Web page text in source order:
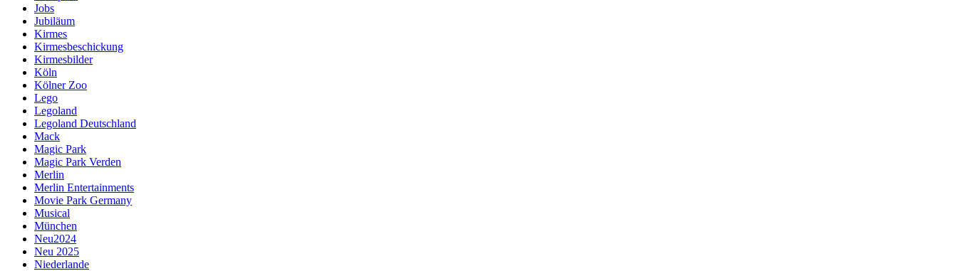
Jobs
Jubiläum
Kirmes
Kirmesbeschickung
Kirmesbilder
Köln
Kölner Zoo
Lego
Legoland
Legoland Deutschland
Mack
Magic Park
Magic Park Verden
Merlin
Merlin Entertainments
Movie Park Germany
Musical
München
Neu2024
Neu 2025
Niederlande